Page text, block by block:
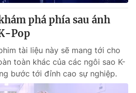
hình thức nếu không có sự chấp
rõ nguồn VTV.vn khi phát hành lại
phá phía sau ánh
Pop
tài liệu này sẽ mang tới cho
toàn khác của các ngôi sao K-
bước tới đỉnh cao sự nghiệp.